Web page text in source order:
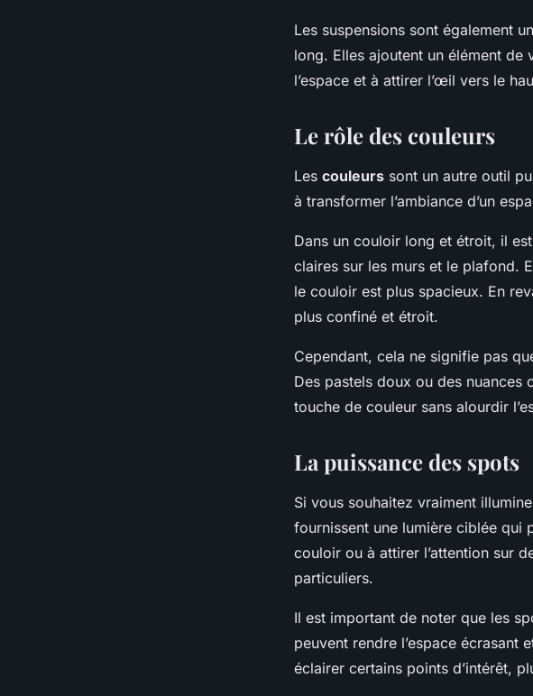
Les suspensions sont également
long. Elles ajoutent un élément
l’espace et à attirer l’œil vers le
Le rôle des couleurs
Les couleurs sont un autre outil
à transformer l’ambiance d’un
Dans un couloir long et étroit, il
claires sur les murs et le plafond.
le couloir est plus spacieux. En
plus confiné et étroit.
Cependant, cela ne signifie pas
Des pastels doux ou des nuances
touche de couleur sans alourdir
La puissance des spots
Si vous souhaitez vraiment
fournissent une lumière ciblée qui
couloir ou à attirer l’attention sur
particuliers.
Il est important de noter que les
peuvent rendre l’espace
éclairer certains points d’intérêt,